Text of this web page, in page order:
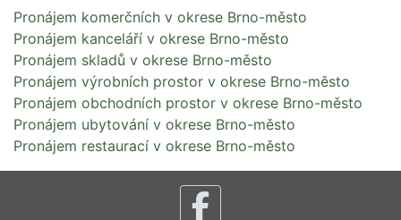
Pronájem komerčních v okrese Brno-město
Pronájem kanceláří v okrese Brno-město
Pronájem skladů v okrese Brno-město
Pronájem výrobních prostor v okrese Brno-město
Pronájem obchodních prostor v okrese Brno-město
Pronájem ubytování v okrese Brno-město
Pronájem restaurací v okrese Brno-město